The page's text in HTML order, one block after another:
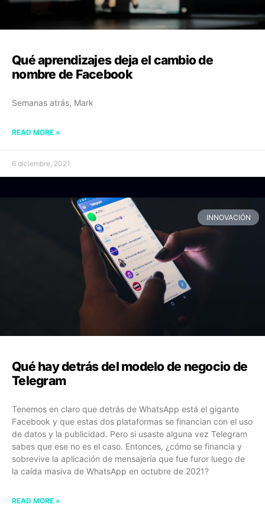
Qué aprendizajes deja el cambio de
nombre de Facebook
Semanas atrás, Mark
READ MORE »
6 diciembre, 2021
INNOVACIÓN
Qué hay detrás del modelo de negocio de
Telegram
Tenemos en claro que detrás de WhatsApp está el gigante
Facebook y que estas dos plataformas se financian con el uso
de datos y la publicidad. Pero si usaste alguna vez Telegram
sabes que ese no es el caso. Entonces, ¿cómo se financia y
sobrevive la aplicación de mensajería que fue furor luego de
la caída masiva de WhatsApp en octubre de 2021?
READ MORE »